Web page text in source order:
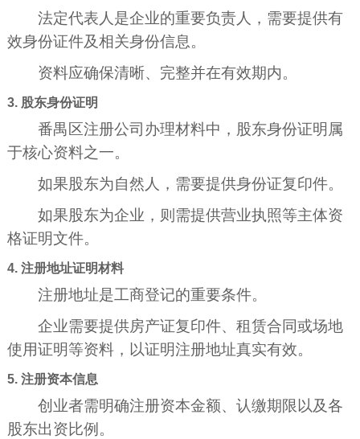
法定代表人是企业的重要负责人，需要提供有
效身份证件及相关身份信息。
资料应确保清晰、完整并在有效期内。
3. 股东身份证明
番禺区注册公司办理材料中，股东身份证明属
于核心资料之一。
如果股东为自然人，需要提供身份证复印件。
如果股东为企业，则需提供营业执照等主体资
格证明文件。
4. 注册地址证明材料
注册地址是工商登记的重要条件。
企业需要提供房产证复印件、租赁合同或场地
使用证明等资料，以证明注册地址真实有效。
5. 注册资本信息
创业者需明确注册资本金额、认缴期限以及各
股东出资比例。